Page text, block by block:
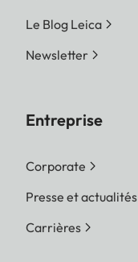
Le Blog Leica
Newsletter
Entreprise
Corporate
Presse et actualités
Carrières